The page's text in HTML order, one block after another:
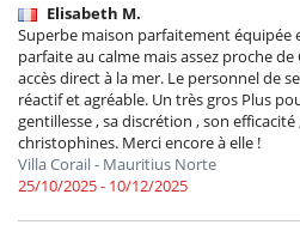
Elisabeth M.
Superbe maison parfaitement équipée
parfaite au calme mais assez proche
accès direct à la mer. Le personnel de
réactif et agréable. Un très gros Plus
gentillesse , sa discrétion , son
christophines. Merci encore à elle !
Villa Corail - Mauritius Norte
25/10/2025 - 10/12/2025